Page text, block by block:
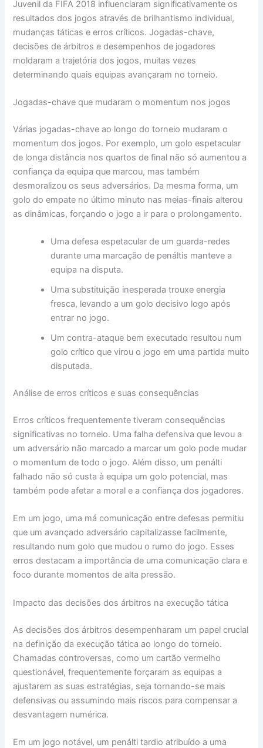
Juvenil da FIFA 2018 influenciaram significativamente os
resultados dos jogos através de brilhantismo individual,
mudanças táticas e erros críticos. Jogadas-chave,
decisões de árbitros e desempenhos de jogadores
moldaram a trajetória dos jogos, muitas vezes
determinando quais equipas avançaram no torneio.
Jogadas-chave que mudaram o momentum nos jogos
Várias jogadas-chave ao longo do torneio mudaram o
momentum dos jogos. Por exemplo, um golo espetacular
de longa distância nos quartos de final não só aumentou a
confiança da equipa que marcou, mas também
desmoralizou os seus adversários. Da mesma forma, um
golo do empate no último minuto nas meias-finais alterou
as dinâmicas, forçando o jogo a ir para o prolongamento.
Uma defesa espetacular de um guarda-redes
durante uma marcação de penáltis manteve a
equipa na disputa.
Uma substituição inesperada trouxe energia
fresca, levando a um golo decisivo logo após
entrar no jogo.
Um contra-ataque bem executado resultou num
golo crítico que virou o jogo em uma partida muito
disputada.
Análise de erros críticos e suas consequências
Erros críticos frequentemente tiveram consequências
significativas no torneio. Uma falha defensiva que levou a
um adversário não marcado a marcar um golo pode mudar
o momentum de todo o jogo. Além disso, um penálti
falhado não só custa à equipa um golo potencial, mas
também pode afetar a moral e a confiança dos jogadores.
Em um jogo, uma má comunicação entre defesas permitiu
que um avançado adversário capitalizasse facilmente,
resultando num golo que mudou o rumo do jogo. Esses
erros destacam a importância de uma comunicação clara e
foco durante momentos de alta pressão.
Impacto das decisões dos árbitros na execução tática
As decisões dos árbitros desempenharam um papel crucial
na definição da execução tática ao longo do torneio.
Chamadas controversas, como um cartão vermelho
questionável, frequentemente forçaram as equipas a
ajustarem as suas estratégias, seja tornando-se mais
defensivas ou assumindo mais riscos para compensar a
desvantagem numérica.
Em um jogo notável, um penálti tardio atribuído a uma